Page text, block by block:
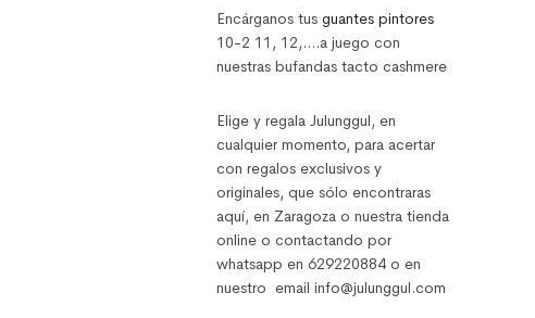
Encárganos tus guantes pintores
10-2 11, 12,….a juego con
nuestras bufandas tacto cashmere
Elige y regala Julunggul, en
cualquier momento, para acertar
con regalos exclusivos y
originales, que sólo encontraras
aquí, en Zaragoza o nuestra tienda
online o contactando por
whatsapp en 629220884 o en
nuestro email info@julunggul.com